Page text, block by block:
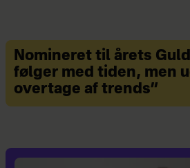
på kostens
cyklus og
Har en kæreste.
Nomineret til årets
følger med tiden, men
overtage af trends”